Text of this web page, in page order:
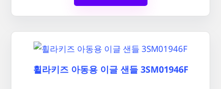
휠라키즈 아동용 이글 샌들 3SM01946F